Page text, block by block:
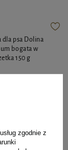
dla psa Dolina
bogata w
150 g
zgodnie z